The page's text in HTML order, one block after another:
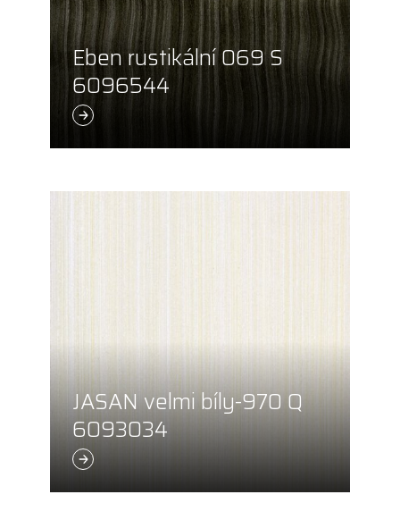
Eben rustikální 069 S
6096544
JASAN velmi bíly-970 Q
6093034